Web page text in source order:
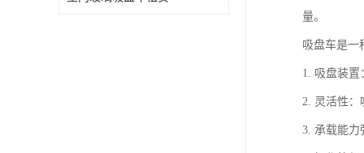
量。
吸盘车是一
1. 吸盘装
2. 灵活性：
3. 承载能力